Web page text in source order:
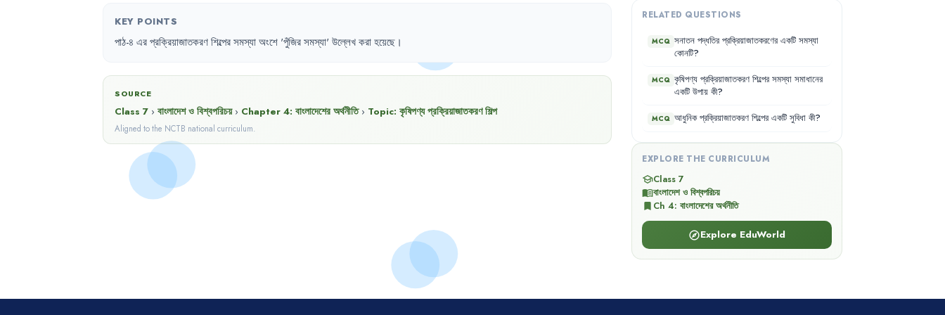
KEY POINTS
পাঠ-৪ এরপ্রক্রিয়াজাতকরণশিল্পেরসমস্যাঅংশে 'পুঁজিরসমস্যা' উল্লেখকরাহয়েছে ।
SOURCE
Class 7 › বাংলাদেশ ও বিশ্বপরিচয় › Chapter 4: বাংলাদেশের অর্থনীতি › Topic: কৃষিপণ্য প্রক্রিয়াজাতকরণ শিল্প
Aligned to the NCTB national curriculum.
RELATED QUESTIONS
MCQ সনাতন পদ্ধতির প্রক্রিয়াজাতকরণের একটি সমস্যা
কোনটি?
MCQ কৃষিপণ্য প্রক্রিয়াজাতকরণ শিল্পের সমস্যা সমাধানের
একটি উপায় কী?
MCQ আধুনিক প্রক্রিয়াজাতকরণ শিল্পের একটি সুবিধা কী?
EXPLORE THE CURRICULUM
schoolClass 7
menu_bookবাংলাদেশ ও বিশ্বপরিচয়
bookmark Ch 4: বাংলাদেশের অর্থনীতি
exploreExplore EduWorld